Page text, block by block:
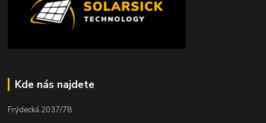
Kde nás najdete
Frýdecká 2037/78